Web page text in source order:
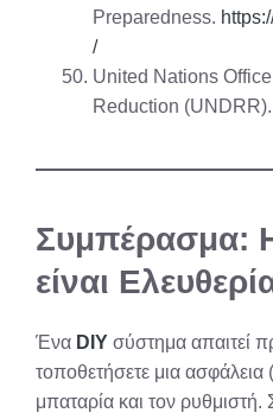
Preparedness.
/
United Nations
Reduction (UNDRR).
Συμπέρασμα:
είναι
Ένα DIY σύστημα απαιτεί
τοποθετήσετε μια
μπαταρία και τον